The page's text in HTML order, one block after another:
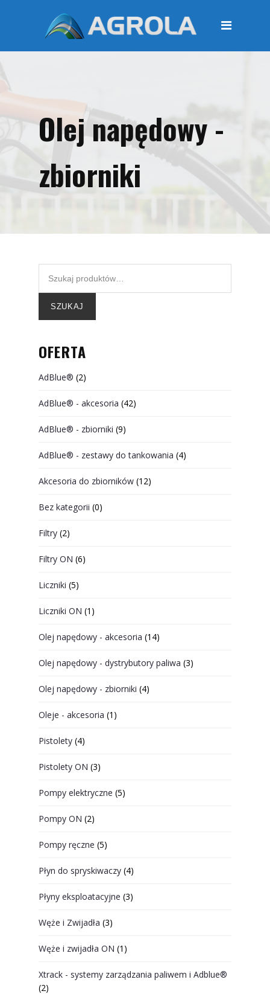
STRONA GŁÓWNA
OFERTA
KOSZYK
Olej napędowy -
zbiorniki
SZUKAJ
OFERTA
AdBlue® (2)
AdBlue® - akcesoria (42)
AdBlue® - zbiorniki (9)
AdBlue® - zestawy do tankowania (4)
Akcesoria do zbiorników (12)
Bez kategorii (0)
Filtry (2)
Filtry ON (6)
Liczniki (5)
Liczniki ON (1)
Olej napędowy - akcesoria (14)
Olej napędowy - dystrybutory paliwa (3)
Olej napędowy - zbiorniki (4)
Oleje - akcesoria (1)
Pistolety (4)
Pistolety ON (3)
Pompy elektryczne (5)
Pompy ON (2)
Pompy ręczne (5)
Płyn do spryskiwaczy (4)
Płyny eksploatacyjne (3)
Węże i Zwijadła (3)
Węże i zwijadła ON (1)
Xtrack - systemy zarządzania paliwem i Adblue®
(2)